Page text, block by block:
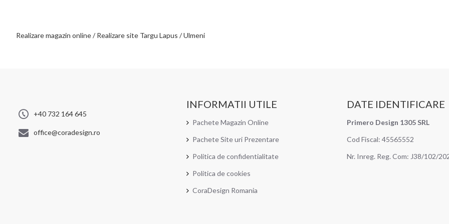
Realizare magazin online / Realizare site Targu Lapus / Ulmeni
+40 732 164 645
office@coradesign.ro
INFORMATII UTILE
Pachete Magazin Online
Pachete Site uri Prezentare
Politica de confidentialitate
Politica de cookies
CoraDesign Romania
DATE IDENTIFICARE
Primero Design 1305 SRL
Cod Fiscal: 45565552
Nr. Inreg. Reg. Com: J38/102/